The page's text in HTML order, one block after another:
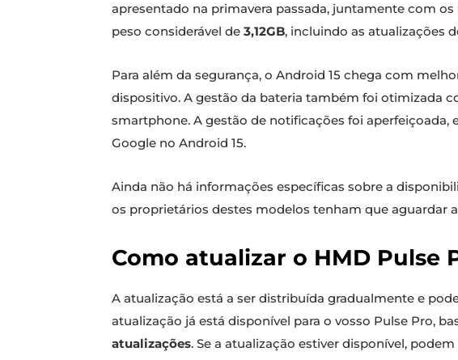
apresentado na primavera passada, juntamente com
peso considerável de 3,12GB, incluindo as atualizações
Para além da segurança, o Android 15 chega com
dispositivo. A gestão da bateria também foi otimizada
smartphone. A gestão de notificações foi
Google no Android 15.
Ainda não há informações específicas sobre a
os proprietários destes modelos tenham que aguardar
Como atualizar o HMD Pulse
A atualização está a ser distribuída gradualmente e
atualização já está disponível para o vosso Pulse Pro,
atualizações. Se a atualização estiver disponível,